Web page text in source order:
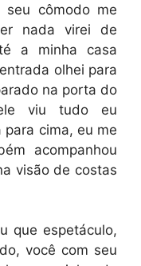
cômodo me
nada virei de
a minha casa
olhei para
na porta do
viu tudo eu
cima, eu me
acompanhou
visão de costas
que espetáculo,
você com seu